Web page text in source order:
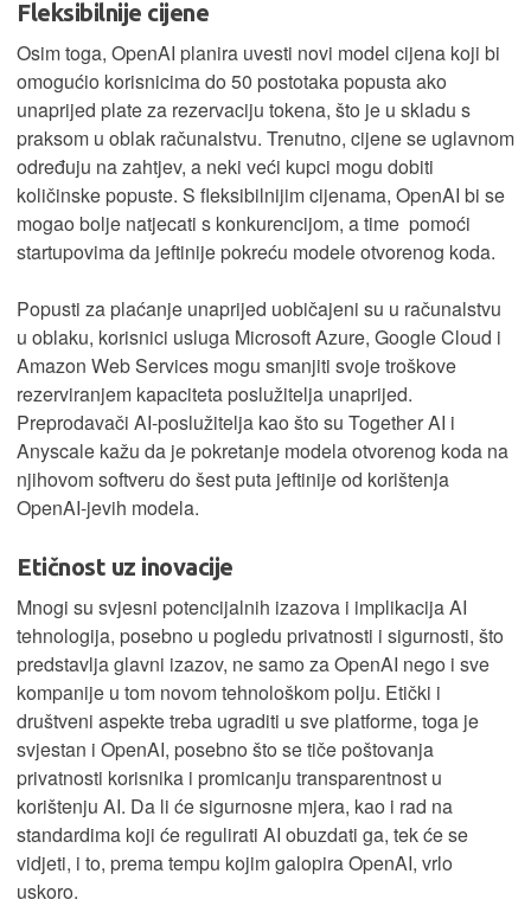
Fleksibilnije cijene
Osim toga, OpenAI planira uvesti novi model cijena koji bi
omogućio korisnicima do 50 postotaka popusta ako
unaprijed plate za rezervaciju tokena, što je u skladu s
praksom u oblak računalstvu. Trenutno, cijene se uglavnom
određuju na zahtjev, a neki veći kupci mogu dobiti
količinske popuste. S fleksibilnijim cijenama, OpenAI bi se
mogao bolje natjecati s konkurencijom, a time pomoći
startupovima da jeftinije pokreću modele otvorenog koda.
Popusti za plaćanje unaprijed uobičajeni su u računalstvu
u oblaku, korisnici usluga Microsoft Azure, Google Cloud i
Amazon Web Services mogu smanjiti svoje troškove
rezerviranjem kapaciteta poslužitelja unaprijed.
Preprodavači AI-poslužitelja kao što su Together AI i
Anyscale kažu da je pokretanje modela otvorenog koda na
njihovom softveru do šest puta jeftinije od korištenja
OpenAI-jevih modela.
Etičnost uz inovacije
Mnogi su svjesni potencijalnih izazova i implikacija AI
tehnologija, posebno u pogledu privatnosti i sigurnosti, što
predstavlja glavni izazov, ne samo za OpenAI nego i sve
kompanije u tom novom tehnološkom polju. Etički i
društveni aspekte treba ugraditi u sve platforme, toga je
svjestan i OpenAI, posebno što se tiče poštovanja
privatnosti korisnika i promicanju transparentnost u
korištenju AI. Da li će sigurnosne mjera, kao i rad na
standardima koji će regulirati AI obuzdati ga, tek će se
vidjeti, i to, prema tempu kojim galopira OpenAI, vrlo
uskoro.